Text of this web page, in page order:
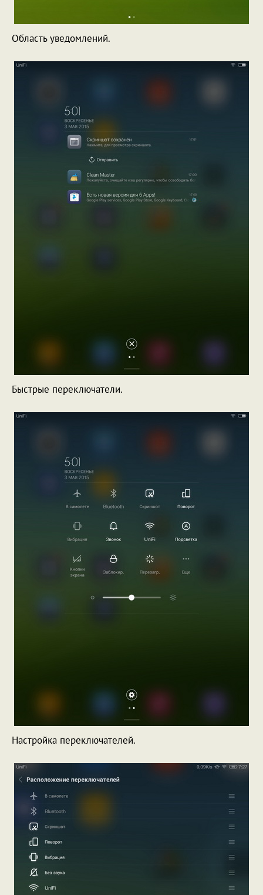
Область уведомлений.
Быстрые переключатели.
Настройка переключателей.